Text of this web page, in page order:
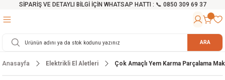
SİPARİŞ VE DETAYLI BİLGİ İÇİN WHATSAP HATTI : 📞 0850 309 69 37
Testereler
Cihazları
ve Arabalar
Malzemeleri ARA
Anasayfa Elektrikli El Aletleri Çok Amaçlı Yem Karma Parçalama